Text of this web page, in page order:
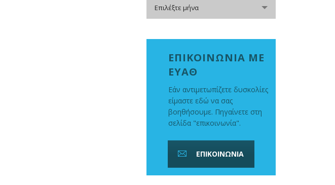
Επιλέξτε μήνα
ΕΠΙΚΟΙΝΩΝΙΑ ΜΕ
ΕΥΑΘ
Εάν αντιμετωπίζετε δυσκολίες
είμαστε εδώ να σας
βοηθήσουμε. Πηγαίνετε στη
σελίδα "επικοινωνία".
ΕΠΙΚΟΙΝΩΝΙΑ